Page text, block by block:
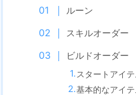
ルーン
スキルオーダー
ビルドオーダー
スタートアイテ
基本的なアイテ